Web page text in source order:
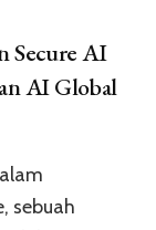
Secure AI
AI Global
sebuah